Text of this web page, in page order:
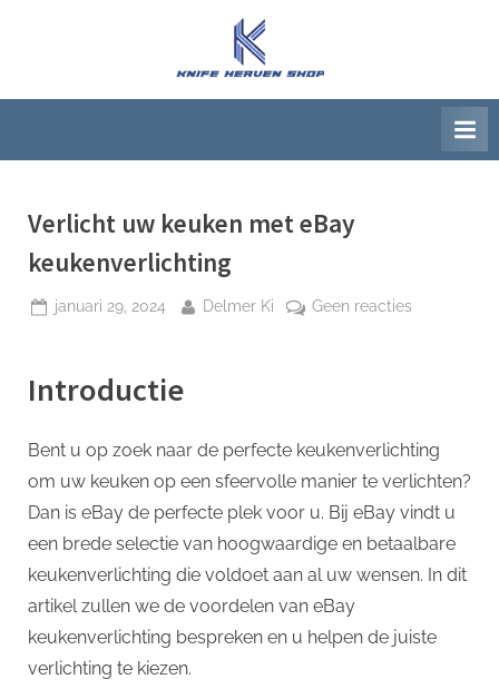
K
n
f
H
v
h
p
Verlicht uw keuken met eBay
keukenverlichting
Geplaatst
januari 29, 2024 Door
Delmer Ki Geen reactiesop
Introductie
Bent u op zoek naar de perfecte keukenverlichting
om uw keuken op een sfeervolle manier te verlichten?
Dan is eBay de perfecte plek voor u. Bij eBay vindt u
een brede selectie van hoogwaardige en betaalbare
keukenverlichting die voldoet aan al uw wensen. In dit
artikel zullen we de voordelen van eBay
keukenverlichting bespreken en u helpen de juiste
verlichting te kiezen.